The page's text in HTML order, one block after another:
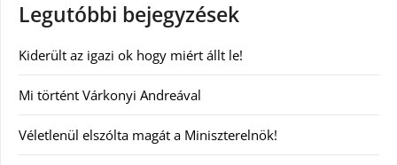
Legutóbbi bejegyzések
Kiderült az igazi ok hogy miért állt le!
Mi történt Várkonyi Andreával
Véletlenül elszólta magát a Miniszterelnök!